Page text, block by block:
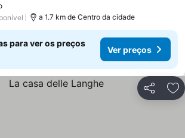
a 1.7 km de Centro da cidade
para ver os preços
Ver preços
Partilhar